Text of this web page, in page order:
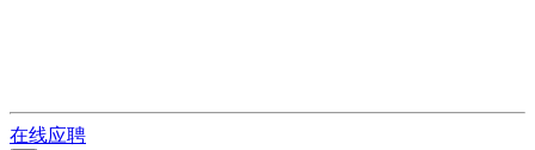
在线应聘